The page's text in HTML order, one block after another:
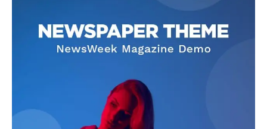
DOWNLOAD NOW
AIN NEWS 1
Contact Us